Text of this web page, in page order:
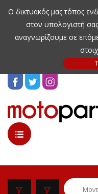
Ο δικτυακός μας τόπος
στον υπολογιστή
αναγνωρίζουμε σε